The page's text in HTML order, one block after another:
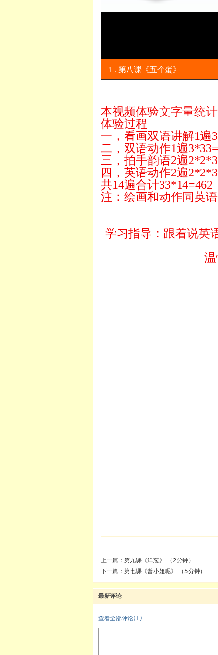
1 . 第八课《五个蛋》
本视频体验文字量统
体验过程
一，看画双语讲解1遍
二，双语动作1遍
三，拍手韵语2遍
四，英语动作2遍
共14遍合计33*14=462
注：绘画和动作同英
学习指导：跟着说英
上一篇： 第九课《洋葱》 （2分钟）
下一篇： 第七课《普小姐呢》 （5分钟）
最新评论
查看全部评论( 1)